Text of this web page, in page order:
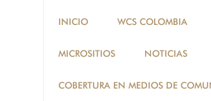
INICIO WCS COLOMBIA
MICROSITIOS NOTICIAS
COBERTURA EN MEDIOS DE